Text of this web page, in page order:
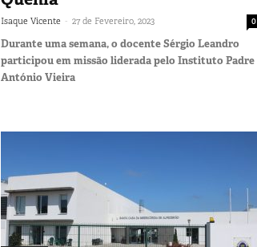
Isaque Vicente - 27 de Fevereiro, 2023 0
Durante uma semana, o docente Sérgio Leandro
participou em missão liderada pelo Instituto Padre
António Vieira